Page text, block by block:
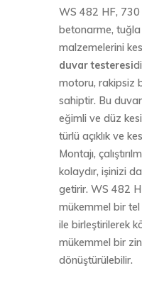
WS 482 HF, 730
betonarme, tuğla
malzemelerini
duvar testeresi
motoru, rakipsiz
sahiptir. Bu
eğimli ve düz
türlü açıklık ve
Montajı,
kolaydır, işinizi
getirir. WS 482
mükemmel bir
ile birleştirilerek
mükemmel bir
dönüştürülebilir.